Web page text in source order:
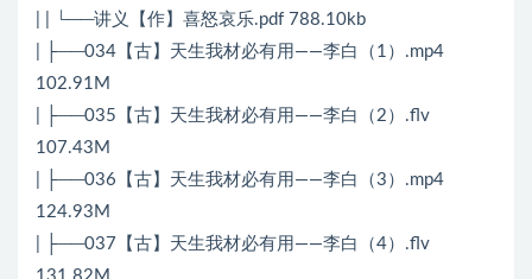
| | └──讲义【作】喜怒哀乐.pdf 788.10kb
| ├──034【古】天生我材必有用——李白（1）.mp4
102.91M
| ├──035【古】天生我材必有用——李白（2）.flv
107.43M
| ├──036【古】天生我材必有用——李白（3）.mp4
124.93M
| ├──037【古】天生我材必有用——李白（4）.flv